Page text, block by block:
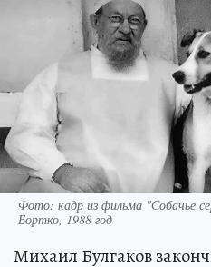
Фото: кадр из фильма "Собачье
Бортко, 1988 год
Михаил Булгаков